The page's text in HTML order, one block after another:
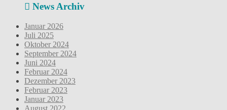
News Archiv
Januar 2026
Juli 2025
Oktober 2024
September 2024
Juni 2024
Februar 2024
Dezember 2023
Februar 2023
Januar 2023
August 2022